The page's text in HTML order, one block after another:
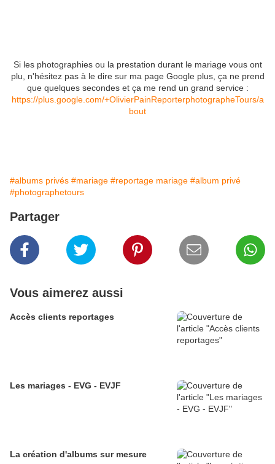
Si les photographies ou la prestation durant le mariage vous ont
plu, n'hésitez pas à le dire sur ma page Google plus, ça ne prend
que quelques secondes et ça me rend un grand service :
https://plus.google.com/+OlivierPainReporterphotographeTours/a
bout
#albums privés #mariage #reportage mariage #album privé
#photographetours
Partager
Vous aimerez aussi
Accès clients reportages
Les mariages - EVG - EVJF
La création d'albums sur mesure